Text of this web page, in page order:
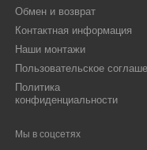
Обмен и возврат
Контактная информация
Наши монтажи
Пользовательское
Политика
конфиденциальности
Мы в соцсетях